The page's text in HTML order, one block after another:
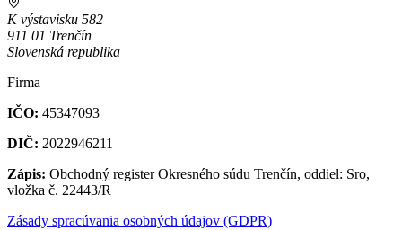
K výstavisku 582
911 01 Trenčín
Slovenská republika
Firma
IČO: 45347093
DIČ: 2022946211
Zápis: Obchodný register Okresného súdu Trenčín, oddiel: Sro,
vložka č. 22443/R
Zásady spracúvania osobných údajov (GDPR)